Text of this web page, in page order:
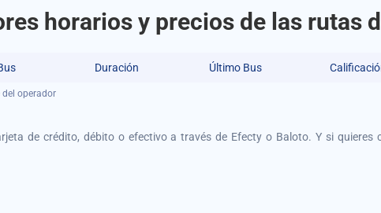
horarios y precios de las rutas
Duración Último Bus
operador
de crédito, débito o efectivo a través de Efecty o Baloto. Y si